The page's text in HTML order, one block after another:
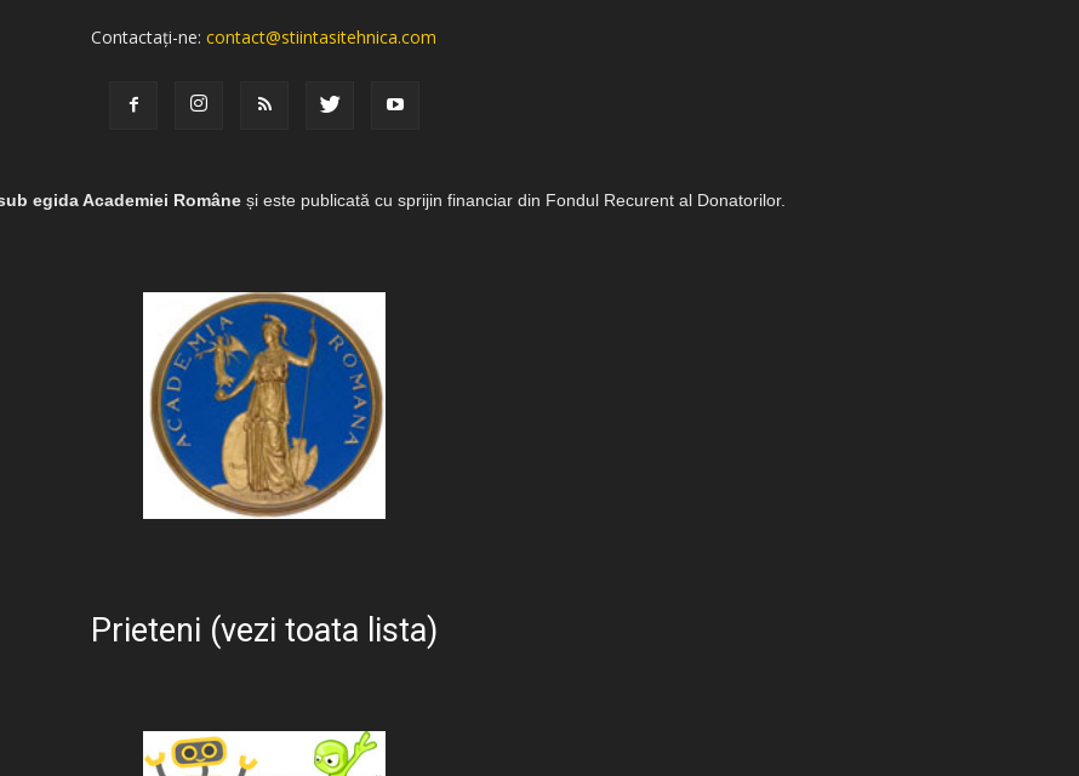
Contactați-ne:contact@stiintasitehnica.com
egida Academiei Române și este publicată cu sprijin financiar din Fondul Recurent al Donatorilor.
Prieteni (vezi toata lista)